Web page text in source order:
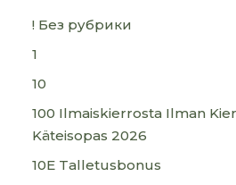
! Без рубрики
1
10
100 Ilmaiskierrosta Ilman
Käteisopas 2026
10E Talletusbonus